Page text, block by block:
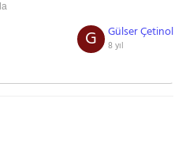
Gülser Çetinol
8 yıl
G